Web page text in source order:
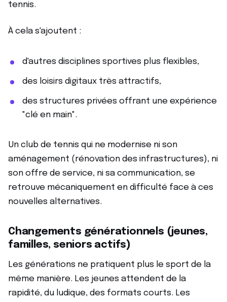
tennis.
À cela s'ajoutent :
d'autres disciplines sportives plus flexibles,
des loisirs digitaux très attractifs,
des structures privées offrant une expérience
"clé en main".
Un club de tennis qui ne modernise ni son
aménagement (rénovation des infrastructures), ni
son offre de service, ni sa communication, se
retrouve mécaniquement en difficulté face à ces
nouvelles alternatives.
Changements générationnels (jeunes,
familles, seniors actifs)
Les générations ne pratiquent plus le sport de la
même manière. Les jeunes attendent de la
rapidité, du ludique, des formats courts. Les